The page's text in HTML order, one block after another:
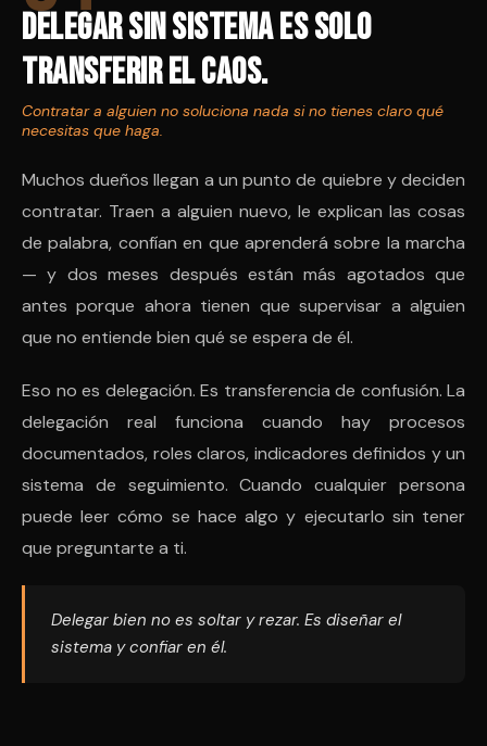
Delegar sin sistema es solo
transferir el caos.
Contratar a alguien no soluciona nada si no tienes claro qué
necesitas que haga.
Muchos dueños llegan a un punto de quiebre y deciden
contratar. Traen a alguien nuevo, le explican las cosas
de palabra, confían en que aprenderá sobre la marcha
— y dos meses después están más agotados que
antes porque ahora tienen que supervisar a alguien
que no entiende bien qué se espera de él.
Eso no es delegación. Es transferencia de confusión. La
delegación real funciona cuando hay procesos
documentados, roles claros, indicadores definidos y un
sistema de seguimiento. Cuando cualquier persona
puede leer cómo se hace algo y ejecutarlo sin tener
que preguntarte a ti.
Delegar bien no es soltar y rezar. Es diseñar el
sistema y confiar en él.